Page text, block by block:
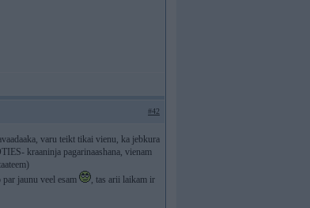
#42
varu teikt tikai vienu, ka jebkura
kraaninja pagarinaashana, vienam
jaunu veel esam
, tas arii laikam ir